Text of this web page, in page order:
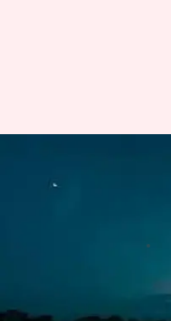
పిచ్చితనం,
కన్నా